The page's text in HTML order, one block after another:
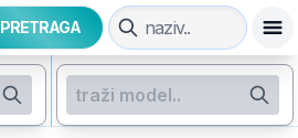
PRETRAGA